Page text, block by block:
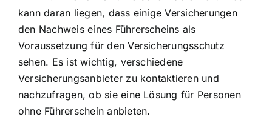
kann daran liegen, dass einige Versicherungen
den Nachweis eines Führerscheins als
Voraussetzung für den Versicherungsschutz
sehen. Es ist wichtig, verschiedene
Versicherungsanbieter zu kontaktieren und
nachzufragen, ob sie eine Lösung für Personen
ohne Führerschein anbieten.